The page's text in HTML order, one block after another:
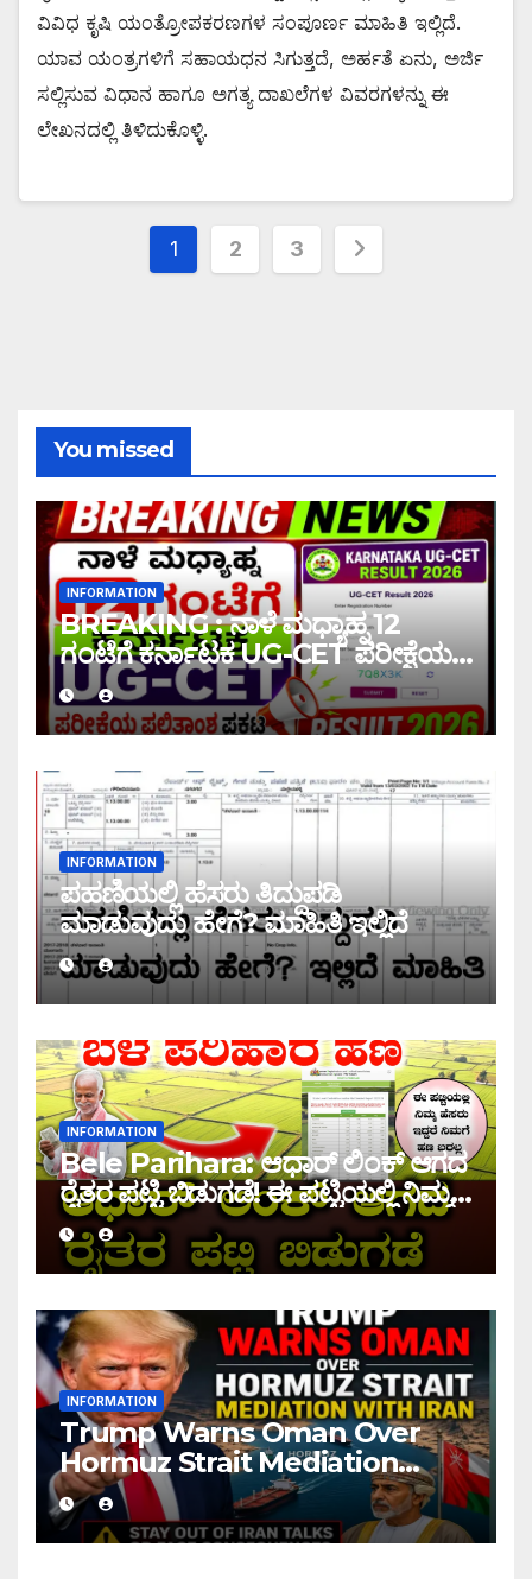
ವಿವಿಧ ಕೃಷಿ ಯಂತ್ರೋಪಕರಣಗಳ ಸಂಪೂರ್ಣ ಮಾಹಿತಿ ಇಲ್ಲಿದೆ.
ಯಾವ ಯಂತ್ರಗಳಿಗೆ ಸಹಾಯಧನ ಸಿಗುತ್ತದೆ, ಅರ್ಹತೆ ಏನು, ಅರ್ಜಿ
ಸಲ್ಲಿಸುವ ವಿಧಾನ ಹಾಗೂ ಅಗತ್ಯ ದಾಖಲೆಗಳ ವಿವರಗಳನ್ನು ಈ
ಲೇಖನದಲ್ಲಿ ತಿಳಿದುಕೊಳ್ಳಿ.
1 2 3
You missed
INFORMATION
BREAKING : ನಾಳೆ ಮಧ್ಯಾಹ್ನ 12
ಗಂಟೆಗೆ ಕರ್ನಾಟಕ UG-CET ಪರೀಕ್ಷೆಯ
ಫಲಿತಾಂಶ ಪ್ರಕಟ |UG-CET Result
2026
INFORMATION
ಪಹಣಿಯಲ್ಲಿ ಹೆಸರು ತಿದ್ದುಪಡಿ
ಮಾಡುವುದು ಹೇಗೆ? ಮಾಹಿತಿ ಇಲ್ಲಿದೆ
INFORMATION
Bele Parihara: ಆಧಾರ್ ಲಿಂಕ್ ಆಗದ
ರೈತರ ಪಟ್ಟಿ ಬಿಡುಗಡೆ! ಈ ಪಟ್ಟಿಯಲ್ಲಿ ನಿಮ್ಮ
ಹೆಸರು ಇದ್ದರೆ ನಿಮಗೆ ಹಣ ಜಮಾ ಆಗಲ್ಲ !
INFORMATION
Trump Warns Oman Over
Hormuz Strait Mediation
With Iran